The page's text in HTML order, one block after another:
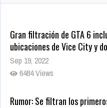
Gran filtración de GTA 6
ubicaciones de Vice City y
Sep 19, 2022
6484 Views
Rumor: Se filtran los